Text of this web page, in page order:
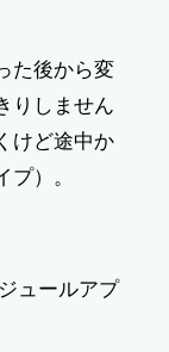
た後から変
りしません
けど途中か
）。
ュールアプ